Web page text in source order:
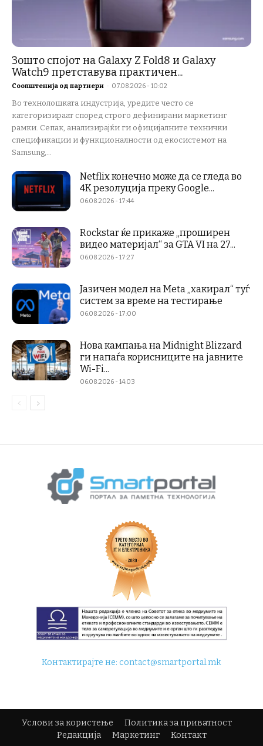
Зошто спојот на Galaxy Z Fold8 и Galaxy
Watch9 претставува практичен...
Соопштенија од партнери - 07.08.2026 - 10:02
Во технолошката индустрија, уредите често се
категоризираат според строго дефинирани маркетинг
рамки. Сепак, анализирајќи ги официјалните технички
спецификации и функционалности од екосистемот на
Samsung,...
Netflix конечно може да се гледа во
4K резолуција преку Google...
06.08.2026 - 17:44
Rockstar ќе прикаже „проширен
видео материјал“ за GTA VI на 27...
06.08.2026 - 17:27
Јазичен модел на Meta „хакирал“ туѓ
систем за време на тестирање
06.08.2026 - 17:00
Нова кампања на Midnight Blizzard
ги напаѓа корисниците на јавните
Wi-Fi...
06.08.2026 - 14:03
Контактирајте не:contact@smartportal.mk
Услови за користење
Политика за приватност
Редакција
Маркетинг Контакт